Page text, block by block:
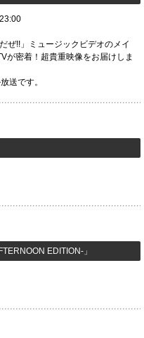
ぜ!!」ミュージックビデオのメイ
が密着！超貴重映像をお届けしま
送です。
EDITION-」